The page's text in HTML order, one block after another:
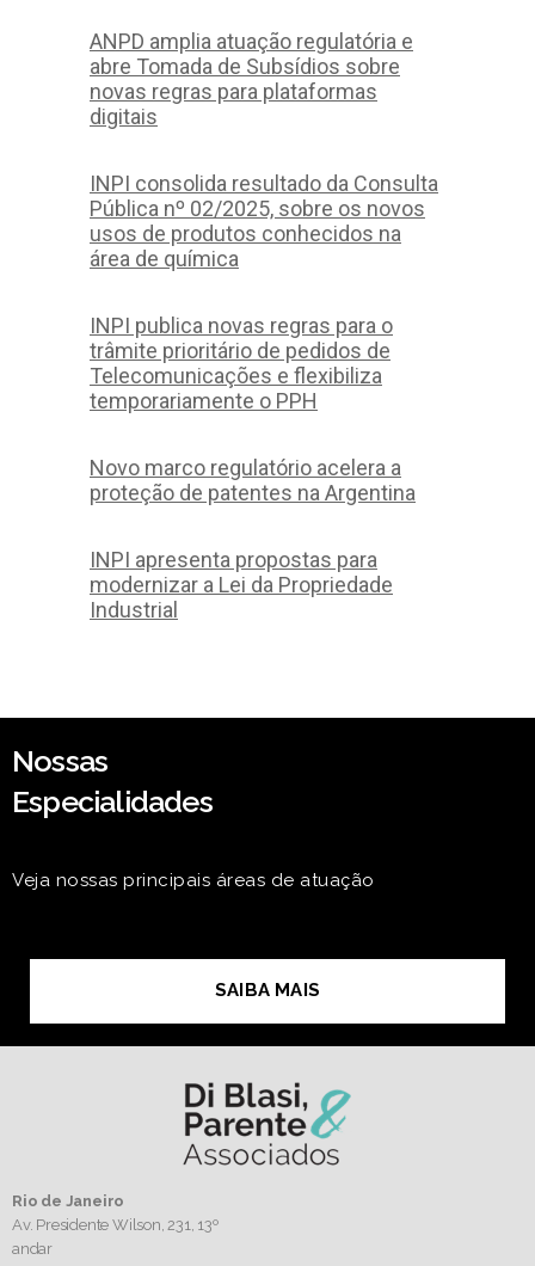
ANPD amplia atuação regulatória e
abre Tomada de Subsídios sobre
novas regras para plataformas
digitais
INPI consolida resultado da Consulta
Pública nº 02/2025, sobre os novos
usos de produtos conhecidos na
área de química
INPI publica novas regras para o
trâmite prioritário de pedidos de
Telecomunicações e flexibiliza
temporariamente o PPH
Novo marco regulatório acelera a
proteção de patentes na Argentina
INPI apresenta propostas para
modernizar a Lei da Propriedade
Industrial
Nossas
Especialidades
Veja nossas principais áreas de atuação
SAIBA MAIS
Rio de Janeiro
Av. Presidente Wilson, 231, 13º
andar